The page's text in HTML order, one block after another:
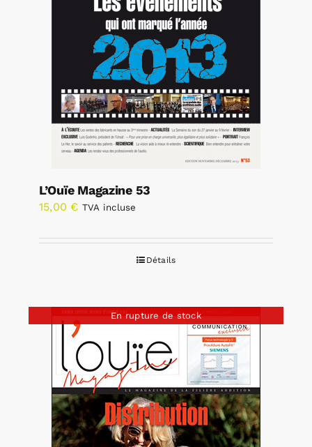
L’Ouïe Magazine 53
15,00 € TVA incluse
Détails
En rupture de stock